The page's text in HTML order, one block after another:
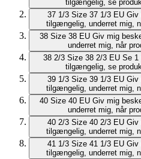
tilgængelig, se
37 1/3 Size 37 1/3 EU Giv
tilgængelig, underret mig,
38 Size 38 EU Giv mig
underret mig, når
38 2/3 Size 38 2/3 EU Se 1
tilgængelig, se
39 1/3 Size 39 1/3 EU Giv
tilgængelig, underret mig,
40 Size 40 EU Giv mig
underret mig, når
40 2/3 Size 40 2/3 EU Giv
tilgængelig, underret mig,
41 1/3 Size 41 1/3 EU Giv
tilgængelig, underret mig,